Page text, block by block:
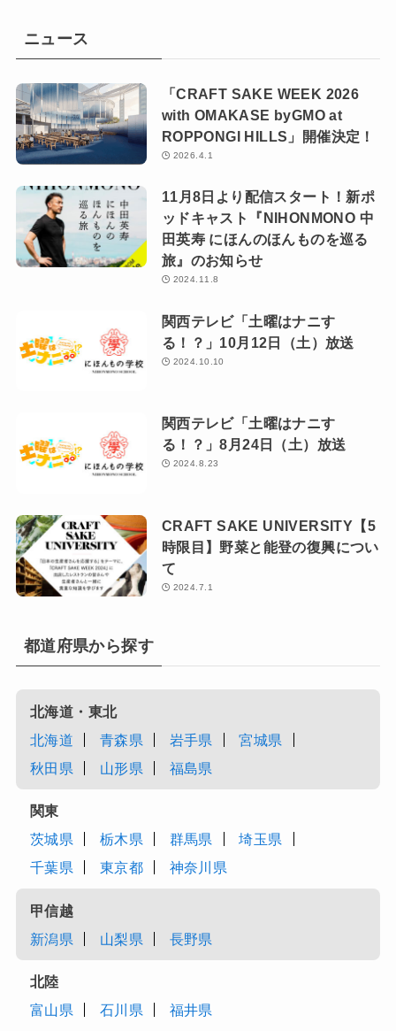
ニュース
「CRAFT SAKE WEEK 2026
with OMAKASE byGMO at
ROPPONGI HILLS」開催決定！
2026.4.1
11月8日より配信スタート！新ポ
ッドキャスト『NIHONMONO 中
田英寿 にほんのほんものを巡る
旅』のお知らせ
2024.11.8
関西テレビ「土曜はナニす
る！？」10月12日（土）放送
2024.10.10
関西テレビ「土曜はナニす
る！？」8月24日（土）放送
2024.8.23
CRAFT SAKE UNIVERSITY【5
時限目】野菜と能登の復興につい
て
2024.7.1
都道府県から探す
北海道・東北
北海道
青森県 岩手県
宮城県
秋田県
山形県 福島県
関東
茨城県
栃木県 群馬県
埼玉県
千葉県
東京都 神奈川県
甲信越
新潟県
山梨県 長野県
北陸
富山県
石川県 福井県